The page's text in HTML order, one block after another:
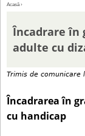
ş
t
i
a
Acasă ›
Încadrare în
adulte cu
Trimis de comunicare
Încadrarea în
cu handicap